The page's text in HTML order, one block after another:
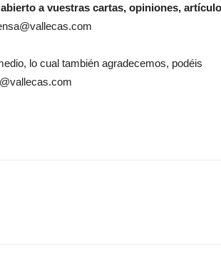
abierto a vuestras cartas, opiniones,
lo cual también agradecemos, podéis